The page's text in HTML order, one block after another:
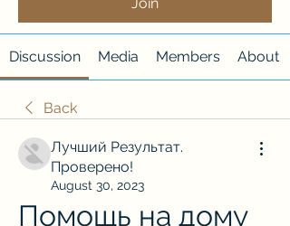
Discussion Media Members About
Back
Лучший Результат.
Проверено!
August 30, 2023
Помощь на дому